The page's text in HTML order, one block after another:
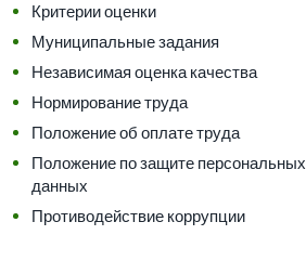
Критерии оценки
Муниципальные задания
Независимая оценка качества
Нормирование труда
Положение об оплате труда
Положение по защите персональных
данных
Противодействие коррупции